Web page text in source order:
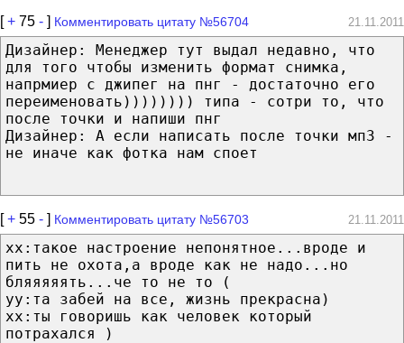
[+ 75 - ] Комментировать цитату №56704 21.11.2011
Дизайнер: Менеджер тут выдал недавно, что
для того чтобы изменить формат снимка,
напрмиер с джипег на пнг - достаточно его
переименовать)))))))) типа - сотри то, что
после точки и напиши пнг
Дизайнер: А если написать после точки мп3 -
не иначе как фотка нам споет
[+ 55 - ] Комментировать цитату №56703 21.11.2011
xx:такoе настроение непонятное...вроде и
пить не охота,а вроде как не надо...но
бляяяяять...че то не то (
yy:та забей на все, жизнь прекрасна)
хх:ты говоришь как человек который
потрахался )